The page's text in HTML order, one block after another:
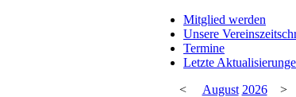
Mitglied werden
Unsere
Termine
Letzte
<
August 2026
>